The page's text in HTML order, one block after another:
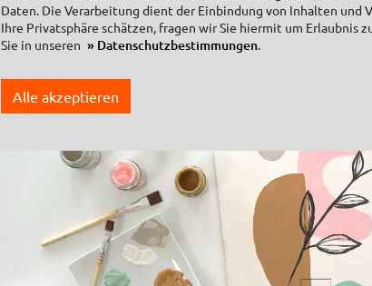
Daten. Die Verarbeitung dient der Einbindung von Inhalten und
Ihre Privatsphäre schätzen, fragen wir Sie hiermit um Erlaubnis
Sie in unseren
Datenschutzbestimmungen.
Alle akzeptieren